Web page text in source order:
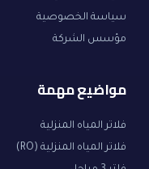
سياسة الخصوصية
مؤسس الشركة
مواضيع مهمة
فلاتر المياه المنزلية
فلاتر المياه المنزلية (RO)